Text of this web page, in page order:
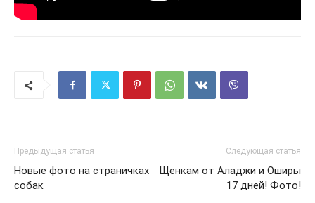
Предыдущая статья
Новые фото на страничках
собак
Следующая статья
Щенкам от Аладжи и Оширы
17 дней! Фото!